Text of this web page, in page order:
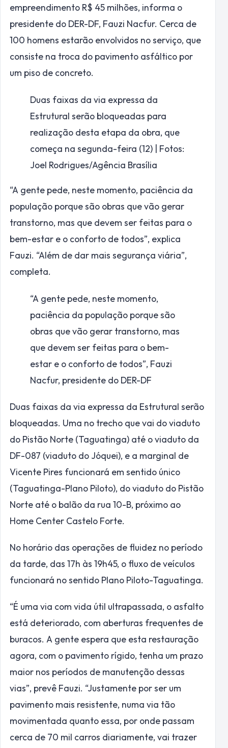
empreendimento R$ 45 milhões, informa o
presidente do DER-DF, Fauzi Nacfur. Cerca de
100 homens estarão envolvidos no serviço, que
consiste na troca do pavimento asfáltico por
um piso de concreto.
Duas faixas da via expressa da
Estrutural serão bloqueadas para
realização desta etapa da obra, que
começa na segunda-feira (12) | Fotos:
Joel Rodrigues/Agência Brasília
“A gente pede, neste momento, paciência da
população porque são obras que vão gerar
transtorno, mas que devem ser feitas para o
bem-estar e o conforto de todos”, explica
Fauzi. “Além de dar mais segurança viária”,
completa.
“A gente pede, neste momento,
paciência da população porque são
obras que vão gerar transtorno, mas
que devem ser feitas para o bem-
estar e o conforto de todos”, Fauzi
Nacfur, presidente do DER-DF
Duas faixas da via expressa da Estrutural serão
bloqueadas. Uma no trecho que vai do viaduto
do Pistão Norte (Taguatinga) até o viaduto da
DF-087 (viaduto do Jóquei), e a marginal de
Vicente Pires funcionará em sentido único
(Taguatinga-Plano Piloto), do viaduto do Pistão
Norte até o balão da rua 10-B, próximo ao
Home Center Castelo Forte.
No horário das operações de fluidez no período
da tarde, das 17h às 19h45, o fluxo de veículos
funcionará no sentido Plano Piloto-Taguatinga.
“É uma via com vida útil ultrapassada, o asfalto
está deteriorado, com aberturas frequentes de
buracos. A gente espera que esta restauração
agora, com o pavimento rígido, tenha um prazo
maior nos períodos de manutenção dessas
vias”, prevê Fauzi. “Justamente por ser um
pavimento mais resistente, numa via tão
movimentada quanto essa, por onde passam
cerca de 70 mil carros diariamente, vai trazer